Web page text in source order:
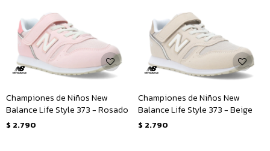
Championes de Niños New
Balance Life Style 373 - Rosado
$ 2.790
Championes de Niños New
Balance Life Style 373 - Beige
$ 2.790